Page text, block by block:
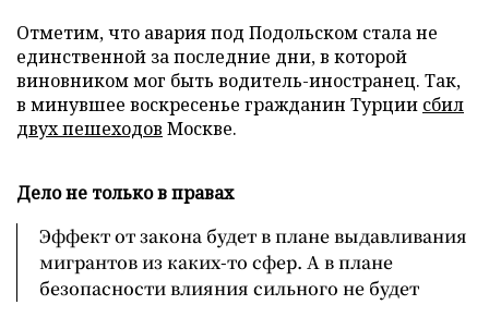
Отметим, что авария под Подольском стала не
единственной за последние дни, в которой
виновником мог быть водитель-иностранец. Так,
в минувшее воскресенье гражданин Турции сбил
двух пешеходов Москве.
Дело не только в правах
Эффект от закона будет в плане выдавливания
мигрантов из каких-то сфер. А в плане
безопасности влияния сильного не будет